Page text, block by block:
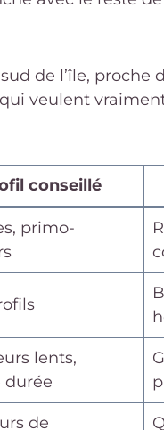
de l’île, proche
veulent
conseillé
primo-
lents,
durée
de